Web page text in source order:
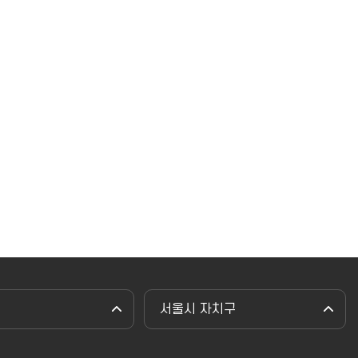
서울시 자치구